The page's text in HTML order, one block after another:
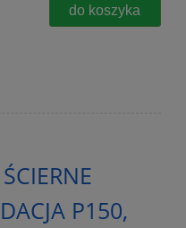
do koszyka
P150,